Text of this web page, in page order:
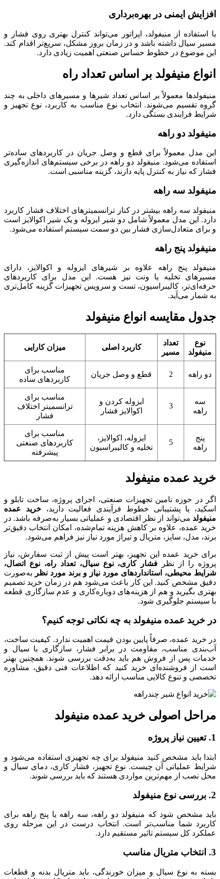
افزایش ایمنی در بهره‌برداری
با استفاده از منیفولد، اپراتور می‌تواند کنترل بهتری روی فشار و
مسیر سیال داشته باشد و در زمان بروز مشکل، سریع‌تر اقدام کند.
این موضوع در خطوط حساس صنعتی اهمیت زیادی دارد.
انواع منیفولد بر اساس تعداد راه
منیفولدها معمولاً بر اساس تعداد شیرها و مسیرهای داخلی به چند
گروه تقسیم می‌شوند. انتخاب نوع مناسب به کاربرد، نوع تجهیز و
شرایط فرایندی بستگی دارد.
منیفولد دو راهه
این مدل معمولاً برای قطع و وصل جریان در کاربردهای ساده‌تر
استفاده می‌شود. منیفولد دو راهه در برخی سیستم‌های اندازه‌گیری
فشار که نیاز به کنترل پایه دارند، گزینه مناسبی است.
منیفولد سه راهه
منیفولد سه راهه بیشتر در کنار ترانسمیترهای اختلاف فشار کاربرد
دارد. این مدل معمولاً شامل دو شیر ایزوله و یک شیر اکوالایز است
و برای متعادل‌سازی فشار بین دو سمت سیستم استفاده می‌شود.
منیفولد پنج راهه
منیفولد پنج راهه علاوه بر شیرهای ایزوله و اکوالایز، دارای
مسیرهای تخلیه یا ونت نیز هست. این مدل برای کاربردهای
حرفه‌ای‌تر، کالیبراسیون، تست و سرویس تجهیزات گزینه کامل‌تری
به شمار می‌آید.
جدول مقایسه انواع منیفولد
نوع
منیفولد
تعداد
مسیر
کاربرد اصلی میزان کارایی
دو راهه 2 قطع و وصل جریان
مناسب برای
کاربردهای ساده
سه
راهه
3
ایزوله کردن و
اکوالایز فشار
مناسب برای
ترانسمیتر اختلاف
فشار
پنج
راهه
5
ایزوله، اکوالایز،
تخلیه و کالیبراسیون
مناسب برای
کاربردهای صنعتی
پیشرفته
خرید عمده منیفولد
اگر در حوزه تامین تجهیزات صنعتی، اجرای پروژه، ساخت تابلو و
اسکید، یا پشتیبانی خطوط فرآیندی فعالیت دارید،خرید عمده
منیفولد می‌تواند از نظر اقتصادی و عملیاتی بسیار به‌صرفه باشد. در
خرید عمده، علاوه بر کاهش هزینه تمام‌شده، امکان انتخاب دقیق‌تر
برند، مدل، سایز، متریال و تیراژ مورد نیاز نیز فراهم می‌شود.
برای خرید عمده این تجهیز، بهتر است پیش از ثبت سفارش، نیاز
پروژه را از نظر فشار کاری، نوع سیال، تعداد راه، نوع اتصال،
شرایط محیطی، استانداردهای مورد نیاز و برند مورد نظر
به‌صورت
دقیق مشخص کنید. این کار باعث می‌شود هم در زمان خرید تصمیم
بهتری بگیرید و هم از هزینه‌های دوباره‌کاری و عدم سازگاری قطعه
با سیستم جلوگیری شود.
در خرید عمده منیفولد به چه نکاتی توجه کنیم؟
در خرید عمده، صرفاً پایین بودن قیمت اهمیت ندارد. کیفیت ساخت،
آب‌بندی مناسب، مقاومت در برابر فشار، سازگاری با سیال و
خدمات پس از فروش هم باید به‌دقت بررسی شوند. همچنین بهتر
است از فروشنده‌ای خرید کنید که اطلاعات فنی دقیق، مشاوره
تخصصی و تنوع کالایی مناسب ارائه دهد.
مراحل اصولی خرید عمده منیفولد
1. تعیین نیاز پروژه
ابتدا باید مشخص کنید منیفولد برای چه تجهیزی استفاده می‌شود و
شرایط عملیاتی آن چیست. نوع تجهیز، فشار کاری، دمای سیال و
محل نصب از مهم‌ترین مواردی هستند که باید بررسی شوند.
2. بررسی نوع منیفولد
باید مشخص شود که منیفولد دو راهه، سه راهه یا پنج راهه برای
کاربرد شما مناسب‌تر است. انتخاب درست در این مرحله روی
عملکرد کل سیستم تاثیر مستقیم دارد.
3. انتخاب متریال مناسب
بسته به نوع سیال و میزان خورندگی، باید متریال بدنه و قطعات